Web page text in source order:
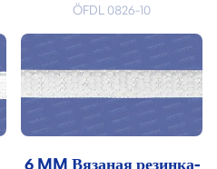
ÖFDL 0826-10
6 MM Вязаная резинка-